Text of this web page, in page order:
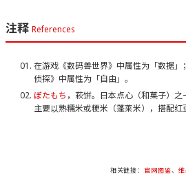
注释 References
在游戏《数码兽世界》中属性为「数据
侦探》中属性为「自由」。
ぼたもち ，萩饼。日本点心（和菓子）之
主要以熟糯米或粳米（蓬莱米），搭配红
相关链接： 官网图鉴、